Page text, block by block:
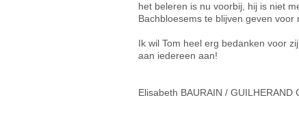
het beleren is nu voorbij, hij is niet
Bachbloesems te blijven geven voor
Ik wil Tom heel erg bedanken voor
aan iedereen aan!
Elisabeth BAURAIN / GUILHERAND